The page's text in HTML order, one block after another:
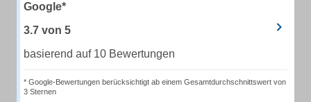
Google*
3.7 von 5
basierend auf 10 Bewertungen
* Google-Bewertungen berücksichtigt ab einem Gesamtdurchschnittswert von
3 Sternen